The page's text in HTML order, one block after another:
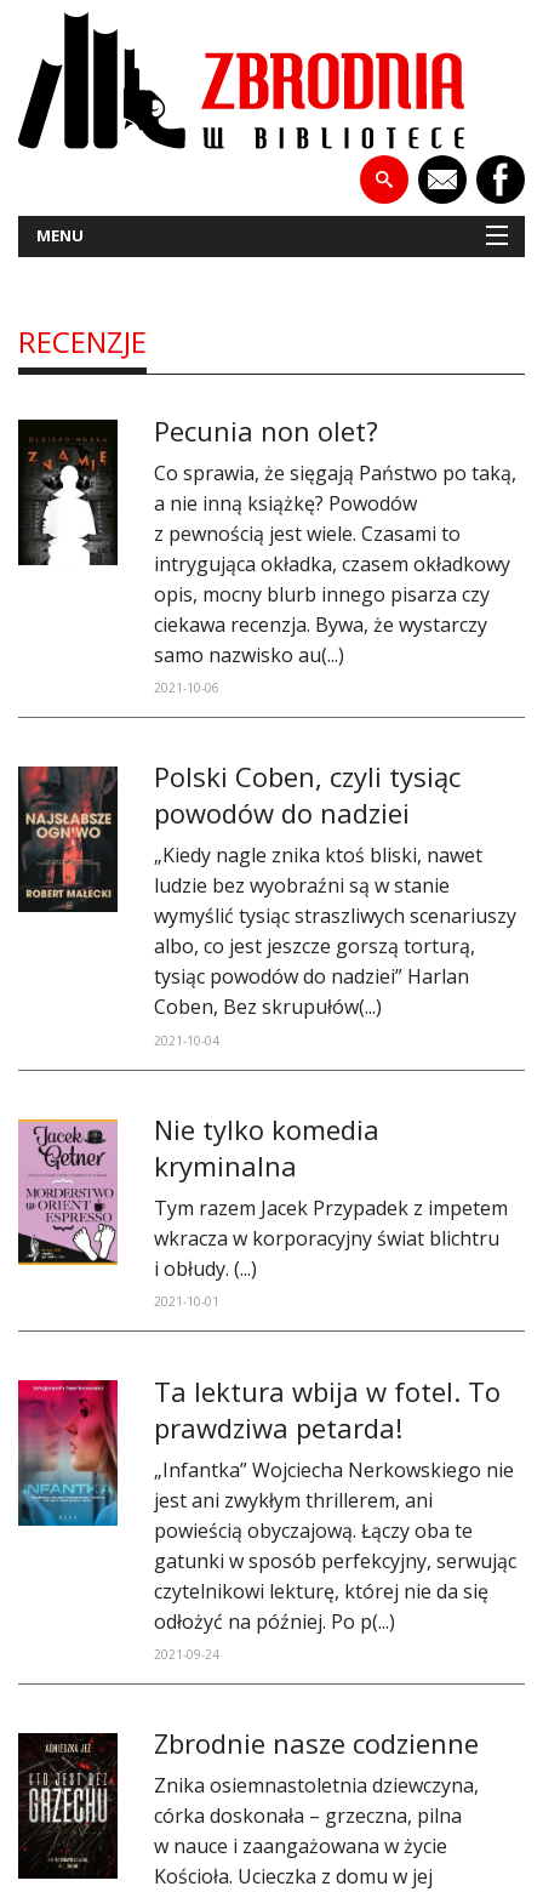
MENU
NOWOŚCI
WYWIADY
RECENZJE
DO CZYTANIA
NA EKRANIE
RECENZJE
Pecunia non olet?
Co sprawia, że sięgają Państwo po taką,
a nie inną książkę? Powodów
z pewnością jest wiele. Czasami to
intrygująca okładka, czasem okładkowy
opis, mocny blurb innego pisarza czy
ciekawa recenzja. Bywa, że wystarczy
samo nazwisko au(...)
2021-10-06
Polski Coben, czyli tysiąc
powodów do nadziei
​„Kiedy nagle znika ktoś bliski, nawet
ludzie bez wyobraźni są w stanie
wymyślić tysiąc straszliwych scenariuszy
albo, co jest jeszcze gorszą torturą,
tysiąc powodów do nadziei” Harlan
Coben, Bez skrupułów(...)
2021-10-04
Nie tylko komedia
kryminalna
Tym razem Jacek Przypadek z impetem
wkracza w korporacyjny świat blichtru
i obłudy. (...)
2021-10-01
​Ta lektura wbija w fotel. To
prawdziwa petarda!
„Infantka” Wojciecha Nerkowskiego nie
jest ani zwykłym thrillerem, ani
powieścią obyczajową. Łączy oba te
gatunki w sposób perfekcyjny, serwując
czytelnikowi lekturę, której nie da się
odłożyć na później. Po p(...)
2021-09-24
​Zbrodnie nasze codzienne
Znika osiemnastoletnia dziewczyna,
córka doskonała – grzeczna, pilna
w nauce i zaangażowana w życie
Kościoła. Ucieczka z domu w jej